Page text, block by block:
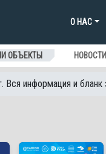
О НАС
ОБЪЕКТЫ НОВОСТИ
Вся информация и бланк